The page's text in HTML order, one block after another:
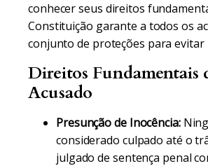
conhecer seus direitos
Constituição garante a todos os
conjunto de proteções para evitar
Direitos Fundamentais
Acusado
Presunção de Inocência:
considerado culpado até o
julgado de sentença penal